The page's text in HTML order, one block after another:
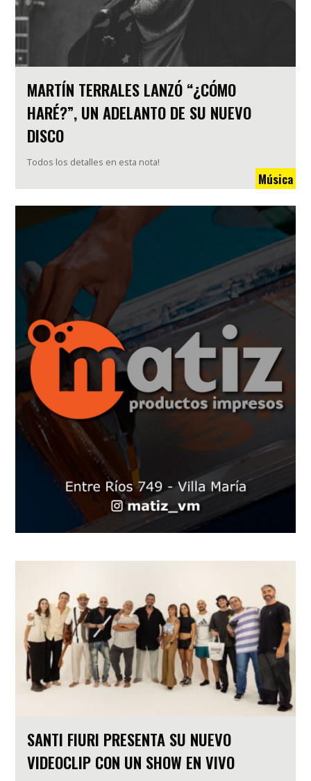
MARTÍN TERRALES LANZÓ “¿CÓMO
HARÉ?”, UN ADELANTO DE SU NUEVO
DISCO
Todos los detalles en esta nota!
Música
SANTI FIURI PRESENTA SU NUEVO
VIDEOCLIP CON UN SHOW EN VIVO